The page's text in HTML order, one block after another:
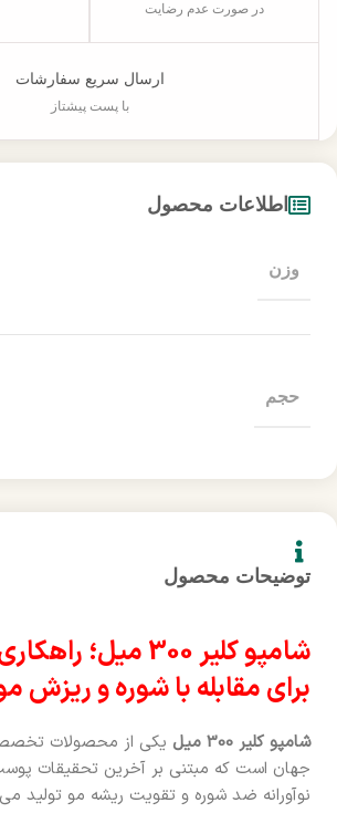
در صورت عدم رضایت
ارسال سریع سفارشات
با پست پیشتاز
توضیحات محصول
شامپو کلیر 300
برای مقابله با شوره و ریزش
شامپو کلیر 300 میل
یکی از محصولات
جهان است که مبتنی بر آخرین تحقیقات
نوآورانه ضد شوره و تقویت ریشه مو تولید
اطلاعات محصول
وزن
حجم